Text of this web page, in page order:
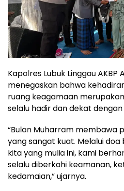
Kapolres Lubuk Linggau AKBP
menegaskan bahwa
ruang keagamaan
selalu hadir dan dekat
“Bulan Muharram membawa
yang sangat kuat. Melalui
kita yang mulia ini, kami
selalu diberkahi keamanan,
kedamaian,” ujarnya.